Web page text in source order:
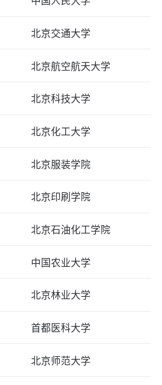
北京交通大学
北京航空航天大学
北京科技大学
北京化工大学
北京服装学院
北京印刷学院
北京石油化工学院
中国农业大学
北京林业大学
首都医科大学
北京师范大学